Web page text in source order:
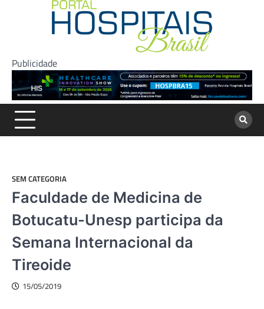
Publicidade
SEM CATEGORIA
Faculdade de Medicina de
Botucatu-Unesp participa da
Semana Internacional da
Tireoide
15/05/2019